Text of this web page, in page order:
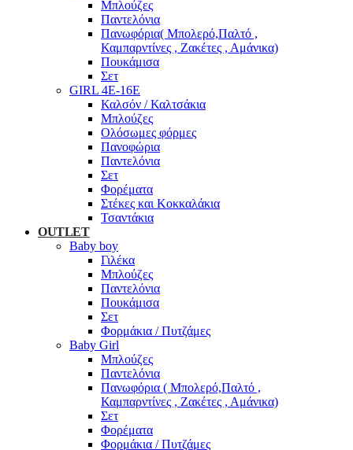
Μπλούζες
Παντελόνια
Πανωφόρια( Μπολερό,Παλτό ,
Καμπαρντίνες , Ζακέτες , Αμάνικα)
Πουκάμισα
Σετ
GIRL 4Ε-16Ε
Καλσόν / Καλτσάκια
Μπλούζες
Ολόσωμες φόρμες
Πανοφώρια
Παντελόνια
Σετ
Φορέματα
Στέκες και Κοκκαλάκια
Τσαντάκια
OUTLET
Baby boy
Γιλέκα
Μπλούζες
Παντελόνια
Πουκάμισα
Σετ
Φορμάκια / Πυτζάμες
Baby Girl
Μπλούζες
Παντελόνια
Πανωφόρια ( Μπολερό,Παλτό ,
Καμπαρντίνες , Ζακέτες , Αμάνικα)
Σετ
Φορέματα
Φορμάκια / Πυτζάμες